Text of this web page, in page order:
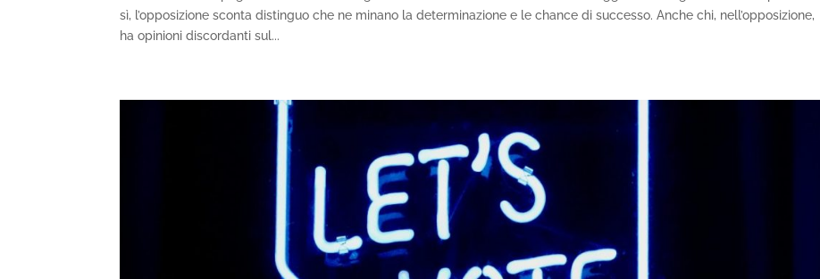
sì, l’opposizione sconta distinguo che ne minano la determinazione e le chance di successo. Anche chi, nell’opposizione,
ha opinioni discordanti sul...